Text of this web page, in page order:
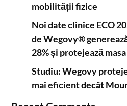
mobilității fizice
Noi date clinice ECO
de Wegovy®
28% și protejează
Studiu: Wegovy
mai eficient decât